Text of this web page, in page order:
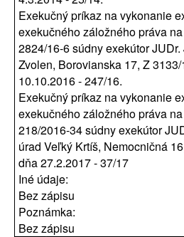
Exekučný príkaz na vykonanie
exekučného záložného práva
2824/16-6 súdny exekútor
Zvolen, Borovianska 17, Z
10.10.2016 - 247/16.
Exekučný príkaz na vykonanie
exekučného záložného práva
218/2016-34 súdny exekútor
úrad Veľký Krtíš, Nemocničná
dňa 27.2.2017 - 37/17
Iné údaje:
Bez zápisu
Poznámka:
Bez zápisu